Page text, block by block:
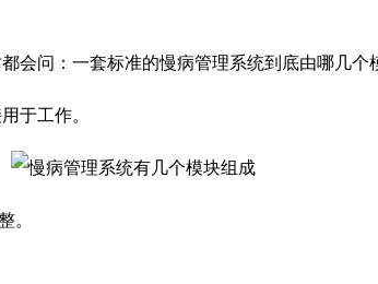
会问：一套标准的慢病管理系统到底由哪几个
于工作。
。